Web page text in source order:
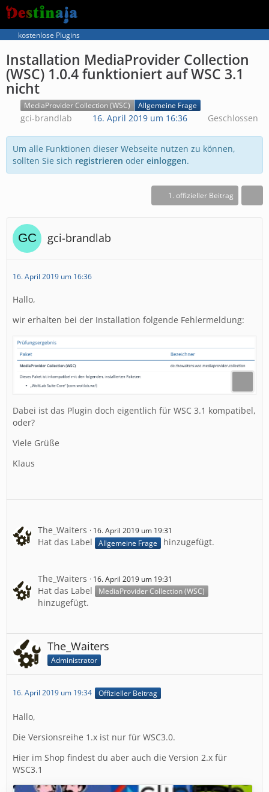
kostenlose Plugins
Installation MediaProvider Collection
(WSC) 1.0.4 funktioniert auf WSC 3.1
nicht
MediaProvider Collection (WSC) Allgemeine Frage
gci-brandlab 16. April 2019 um 16:36 Geschlossen
Um alle Funktionen dieser Webseite nutzen zu können,
sollten Sie sich registrieren oder einloggen.
1. offizieller Beitrag
gci-brandlab
16. April 2019 um 16:36
Hallo,
wir erhalten bei der Installation folgende Fehlermeldung:
Dabei ist das Plugin doch eigentlich für WSC 3.1 kompatibel,
oder?
Viele Grüße
Klaus
The_Waiters 16. April 2019 um 19:31
Hat das Label Allgemeine Frage hinzugefügt.
The_Waiters 16. April 2019 um 19:31
Hat das Label MediaProvider Collection (WSC)
hinzugefügt.
The_Waiters
Administrator
16. April 2019 um 19:34 Offizieller Beitrag
Hallo,
Die Versionsreihe 1.x ist nur für WSC3.0.
Hier im Shop findest du aber auch die Version 2.x für
WSC3.1